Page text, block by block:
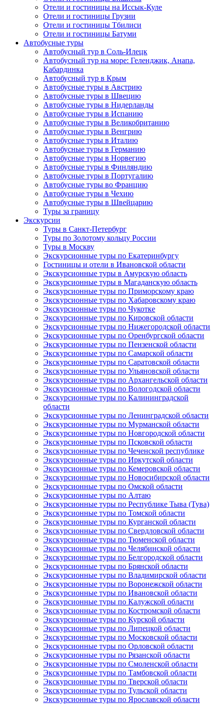
Отели и гостиницы на Иссык-Куле
Отели и гостиницы Грузии
Отели и гостиницы Тбилиси
Отели и гостиницы Батуми
Автобусные туры
Автобусный тур в Соль-Илецк
Автобусный тур на море: Геленджик, Анапа,
Кабардинка
Автобусный тур в Крым
Автобусные туры в Австрию
Автобусные туры в Швецию
Автобусные туры в Нидерланды
Автобусные туры в Испанию
Автобусные туры в Великобританию
Автобусные туры в Венгрию
Автобусные туры в Италию
Автобусные туры в Германию
Автобусные туры в Норвегию
Автобусные туры в Финляндию
Автобусные туры в Португалию
Автобусные туры во Францию
Автобусные туры в Чехию
Автобусные туры в Швейцарию
Туры за границу
Экскурсии
Туры в Санкт-Петербург
Туры по Золотому кольцу России
Туры в Москву
Экскурсионные туры по Екатеринбургу
Гостиницы и отели в Ивановской области
Экскурсионные туры в Амурскую область
Экскурсионные туры в Магаданскую область
Экскурсионные туры по Приморскому краю
Экскурсионные туры по Хабаровскому краю
Экскурсионные туры по Чукотке
Экскурсионные туры по Кировской области
Экскурсионные туры по Нижегородской области
Экскурсионные туры по Оренбургской области
Экскурсионные туры по Пензенской области
Экскурсионные туры по Самарской области
Экскурсионные туры по Саратовской области
Экскурсионные туры по Ульяновской области
Экскурсионные туры по Архангельской области
Экскурсионные туры по Вологодской области
Экскурсионные туры по Калининградской
области
Экскурсионные туры по Ленинградской области
Экскурсионные туры по Мурманской области
Экскурсионные туры по Новгородской области
Экскурсионные туры по Псковской области
Экскурсионные туры по Чеченской республике
Экскурсионные туры по Иркутской области
Экскурсионные туры по Кемеровской области
Экскурсионные туры по Новосибирской области
Экскурсионные туры по Омской области
Экскурсионные туры по Алтаю
Экскурсионные туры по Республике Тыва (Тува)
Экскурсионные туры по Томской области
Экскурсионные туры по Курганской области
Экскурсионные туры по Свердловской области
Экскурсионные туры по Тюменской области
Экскурсионные туры по Челябинской области
Экскурсионные туры по Белгородской области
Экскурсионные туры по Брянской области
Экскурсионные туры по Владимирской области
Экскурсионные туры по Воронежской области
Экскурсионные туры по Ивановской области
Экскурсионные туры по Калужской области
Экскурсионные туры по Костромской области
Экскурсионные туры по Курской области
Экскурсионные туры по Липецкой области
Экскурсионные туры по Московской области
Экскурсионные туры по Орловской области
Экскурсионные туры по Рязанской области
Экскурсионные туры по Смоленской области
Экскурсионные туры по Тамбовской области
Экскурсионные туры по Тверской области
Экскурсионные туры по Тульской области
Экскурсионные туры по Ярославской области